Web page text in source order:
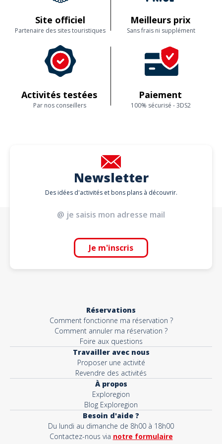
conduite) : Descendre du Segway. Mais il ne faut pas attendre
exemple aussi des tours passionnants à Cologne. Tour en Segway à
BonnVous ne trouvez pas la date souhaitée ? Nous vous proposons
volontiers la date de votre choix pour les groupes et les tours
Site officiel
Partenaire des sites touristiques
Meilleurs prix
Sans frais ni supplément
Activités testées
Par nos conseillers
Paiement
100% sécurisé - 3DS2
Newsletter
Des idées d'activités et bons plans à découvrir.
Je m'inscris
Réservations
Comment fonctionne ma réservation ?
Comment annuler ma réservation ?
Foire aux questions
Travailler avec nous
Proposer une activité
Revendre des activités
À propos
Exploregion
Blog Exploregion
Besoin d'aide ?
Du lundi au dimanche de 8h00 à 18h00
Contactez-nous via notre formulaire